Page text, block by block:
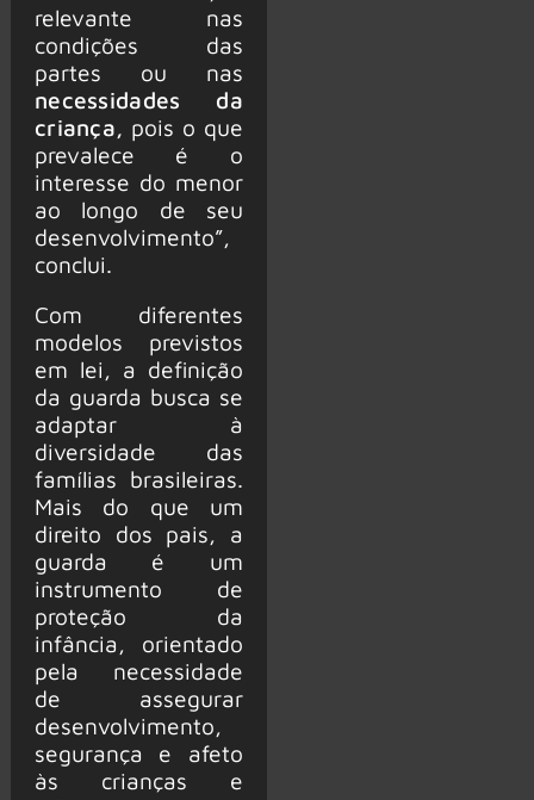
relevante nas
condições das
partes ou nas
necessidades da
criança, pois o que
prevalece é o
interesse do menor
ao longo de seu
desenvolvimento”,
conclui.
Com diferentes
modelos previstos
em lei, a definição
da guarda busca se
adaptar à
diversidade das
famílias brasileiras.
Mais do que um
direito dos pais, a
guarda é um
instrumento de
proteção da
infância, orientado
pela necessidade
de assegurar
desenvolvimento,
segurança e afeto
às crianças e